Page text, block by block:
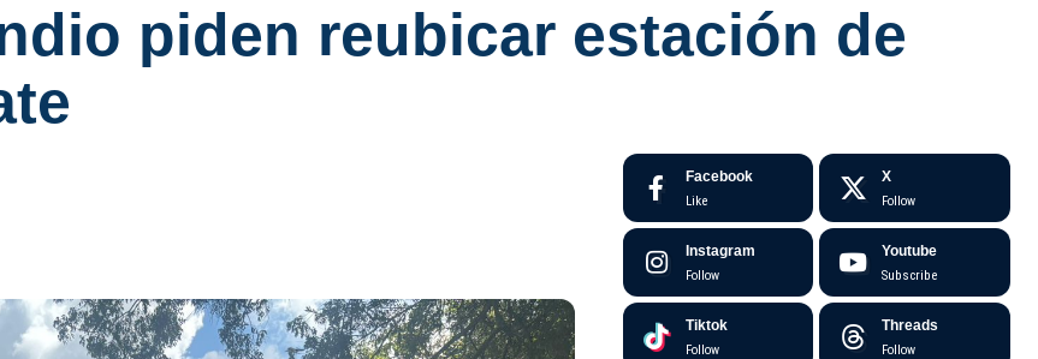
piden reubicar estación de
Facebook
Like
X
Follow
Instagram
Follow
Youtube
Subscribe
Tiktok
Follow
Threads
Follow